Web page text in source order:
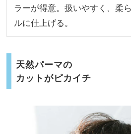
ラーが得意。扱いやすく、柔
ルに仕上げる。
天然パーマの
カットがピカイチ